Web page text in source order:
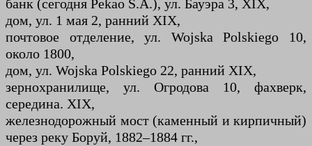
банк (сегодня Pekao S.A.), ул. Бауэра 3, XIX,
дом, ул. 1 мая 2, ранний XIX,
почтовое отделение, ул. Wojska Polskiego 10,
около 1800,
дом, ул. Wojska Polskiego 22, ранний XIX,
зернохранилище, ул. Огродова 10, фахверк,
середина. XIX,
железнодорожный мост (каменный и кирпичный)
через реку Боруй, 1882–1884 гг.,